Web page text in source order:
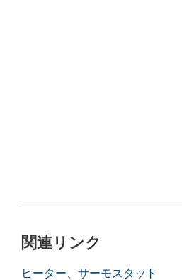
関連リンク
ヒーター サーモスタット